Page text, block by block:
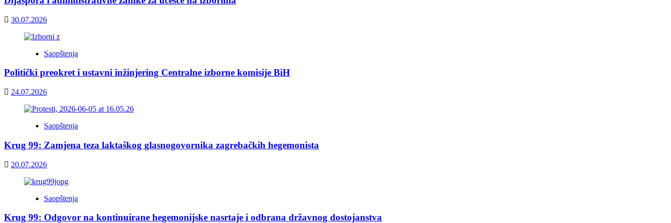
30.07.2026
Saopštenja
Politički preokret i ustavni inžinjering Centralne izborne komisije BiH
24.07.2026
Saopštenja
Krug 99: Zamjena teza laktaškog glasnogovornika zagrebačkih hegemonista
20.07.2026
Saopštenja
Krug 99: Odgovor na kontinuirane hegemonijske nasrtaje i odbrana državnog dostojanstva